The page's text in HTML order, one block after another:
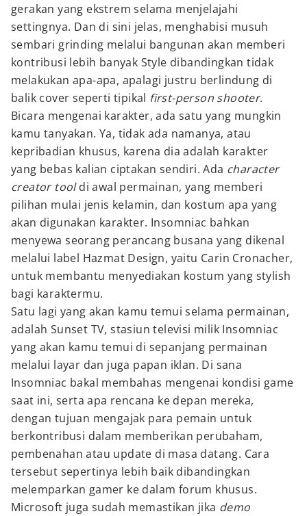
gerakan yang ekstrem selama menjelajahi
settingnya. Dan di sini jelas, menghabisi musuh
sembari grinding melalui bangunan akan memberi
kontribusi lebih banyak Style dibandingkan tidak
melakukan apa-apa, apalagi justru berlindung di
balik cover seperti tipikal first-person shooter.
Bicara mengenai karakter, ada satu yang mungkin
kamu tanyakan. Ya, tidak ada namanya, atau
kepribadian khusus, karena dia adalah karakter
yang bebas kalian ciptakan sendiri. Ada character
creator tooldi awal permainan, yang memberi
pilihan mulai jenis kelamin, dan kostum apa yang
akan digunakan karakter. Insomniac bahkan
menyewa seorang perancang busana yang dikenal
melalui label Hazmat Design, yaitu Carin Cronacher,
untuk membantu menyediakan kostum yang stylish
bagi karaktermu.
Satu lagi yang akan kamu temui selama permainan,
adalah Sunset TV, stasiun televisi milik Insomniac
yang akan kamu temui di sepanjang permainan
melalui layar dan juga papan iklan. Di sana
Insomniac bakal membahas mengenai kondisi game
saat ini, serta apa rencana ke depan mereka,
dengan tujuan mengajak para pemain untuk
berkontribusi dalam memberikan perubaham,
pembenahan atau update di masa datang. Cara
tersebut sepertinya lebih baik dibandingkan
melemparkan gamer ke dalam forum khusus.
Microsoft juga sudah memastikan jika demo